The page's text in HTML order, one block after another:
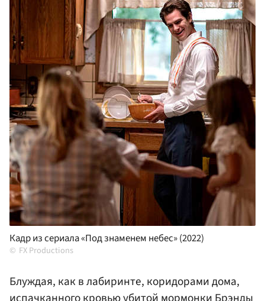
Кадр из сериала «Под знаменем небес» (2022)
FX Productions
Блуждая, как в лабиринте, коридорами дома,